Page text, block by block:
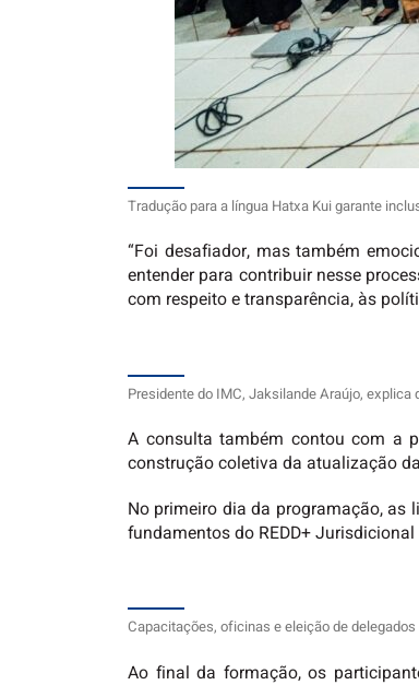
Tradução para a língua Hatxa Kui garante
“Foi desafiador, mas também
entender para contribuir nesse
com respeito e transparência, às
Presidente do IMC, Jaksilande Araújo,
A consulta também contou com a
construção coletiva da atualização
No primeiro dia da programação,
fundamentos do REDD+
Capacitações, oficinas e eleição de
Ao final da formação, os